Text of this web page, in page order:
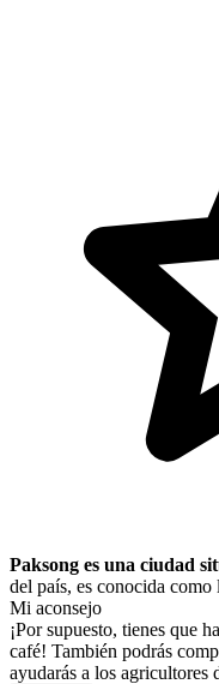
Paksong es una ciudad
del país, es conocida
Mi aconsejo
¡Por supuesto, tienes que
café! También podrás
ayudarás a los agricultores